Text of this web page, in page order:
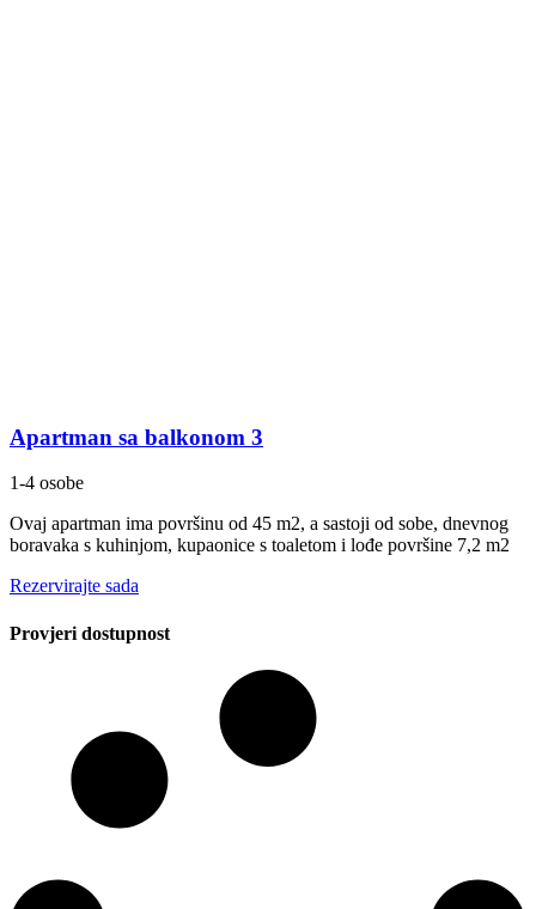
Apartman sa balkonom 3
1-4 osobe
Ovaj apartman ima površinu od 45 m2, a sastoji od sobe, dnevnog
boravaka s kuhinjom, kupaonice s toaletom i lođe površine 7,2 m2
Rezervirajte sada
Provjeri dostupnost